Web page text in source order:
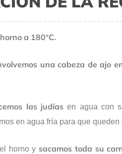
a 180ºC.
una cabeza de ajo
las judías en agua con
en agua fría para que
horno y sacamos toda su